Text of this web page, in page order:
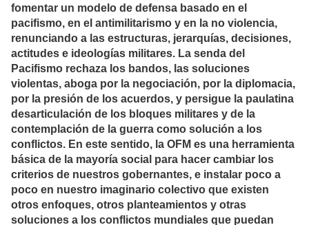
fomentar un modelo de defensa basado en el
pacifismo, en el antimilitarismo y en la no violencia,
renunciando a las estructuras, jerarquías, decisiones,
actitudes e ideologías militares. La senda del
Pacifismo rechaza los bandos, las soluciones
violentas, aboga por la negociación, por la diplomacia,
por la presión de los acuerdos, y persigue la paulatina
desarticulación de los bloques militares y de la
contemplación de la guerra como solución a los
conflictos. En este sentido, la OFM es una herramienta
básica de la mayoría social para hacer cambiar los
criterios de nuestros gobernantes, e instalar poco a
poco en nuestro imaginario colectivo que existen
otros enfoques, otros planteamientos y otras
soluciones a los conflictos mundiales que puedan